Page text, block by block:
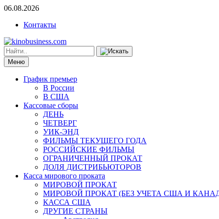
06.08.2026
Контакты
Меню
График премьер
В России
В США
Кассовые сборы
ДЕНЬ
ЧЕТВЕРГ
УИК-ЭНД
ФИЛЬМЫ ТЕКУЩЕГО ГОДА
РОССИЙСКИЕ ФИЛЬМЫ
ОГРАНИЧЕННЫЙ ПРОКАТ
ДОЛЯ ДИСТРИБЬЮТОРОВ
Касса мирового проката
МИРОВОЙ ПРОКАТ
МИРОВОЙ ПРОКАТ (БЕЗ УЧЕТА США И
КАССА США
ДРУГИЕ СТРАНЫ